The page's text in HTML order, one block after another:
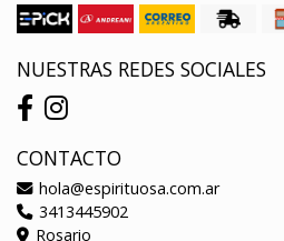
NUESTRAS REDES SOCIALES
CONTACTO
hola@espirituosa.com.ar
3413445902
Rosario